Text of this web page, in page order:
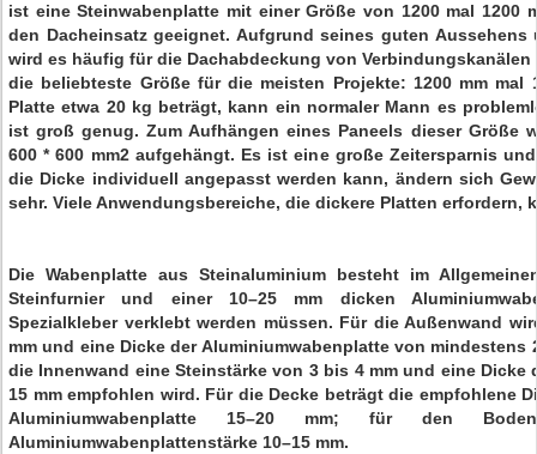
ist eine Steinwabenplatte mit einer Größe von 1200 mal 1200
den Dacheinsatz geeignet. Aufgrund seines guten
wird es häufig für die Dachabdeckung von
die beliebteste Größe für die meisten Projekte: 1200 mm mal
Platte etwa 20 kg beträgt, kann ein normaler Mann es
ist groß genug. Zum Aufhängen eines Paneels dieser Größe
600 * 600 mm2 aufgehängt. Es ist eine große Zeitersparnis
die Dicke individuell angepasst werden kann, ändern sich
sehr. Viele Anwendungsbereiche, die dickere Platten erfordern,
Die Wabenplatte aus Steinaluminium besteht im
Steinfurnier und einer 10–25 mm dicken
Spezialkleber verklebt werden müssen. Für die Außenwand
mm und eine Dicke der Aluminiumwabenplatte von mindestens
die Innenwand eine Steinstärke von 3 bis 4 mm und eine Dicke
15 mm empfohlen wird. Für die Decke beträgt die empfohlene
Aluminiumwabenplatte 15–20 mm; für den
Aluminiumwabenplattenstärke 10–15 mm.